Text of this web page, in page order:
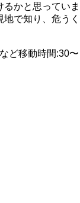
かと思っていま
で知り、危うく
ど移動時間:30〜